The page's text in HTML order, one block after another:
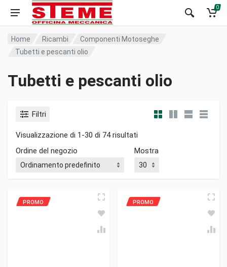
0
Home Ricambi
Componenti Motoseghe
Tubetti e pescanti olio
Tubetti e pescanti olio
Filtri
Visualizzazione di 1-30 di 74 risultati
Ordine del negozio
Mostra